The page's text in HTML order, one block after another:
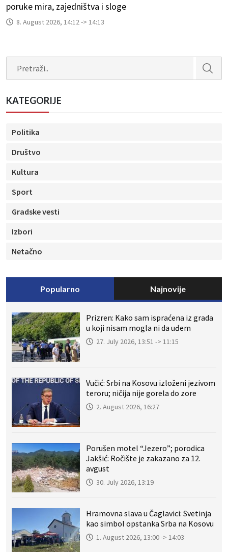
poruke mira, zajedništva i sloge
8. August 2026, 14:12 -> 14:13
KATEGORIJE
Politika
Društvo
Kultura
Sport
Gradske vesti
Izbori
Netačno
Popularno Najnovije
Prizren: Kako sam ispraćena iz grada
u koji nisam mogla ni da uđem
27. July 2026, 13:51 -> 11:15
Vučić: Srbi na Kosovu izloženi jezivom
teroru; ničija nije gorela do zore
2. August 2026, 16:27
Porušen motel “Jezero”; porodica
Jakšić: Ročište je zakazano za 12.
avgust
30. July 2026, 13:19
Hramovna slava u Čaglavici: Svetinja
kao simbol opstanka Srba na Kosovu
1. August 2026, 13:00 -> 14:03